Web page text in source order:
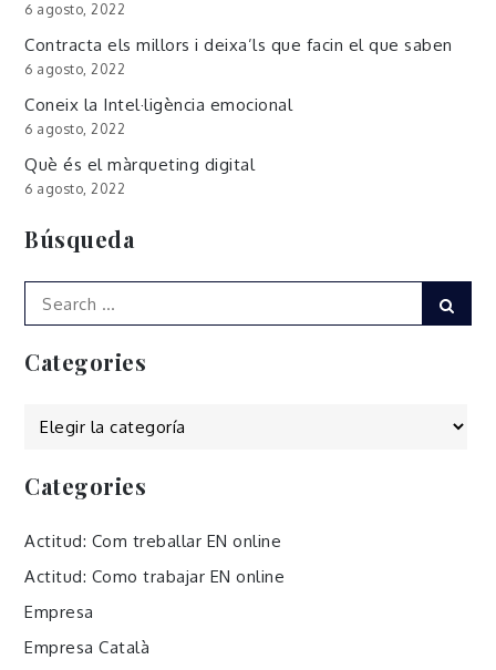
6 agosto, 2022
Contracta els millors i deixa’ls que facin el que saben
6 agosto, 2022
Coneix la Intel·ligència emocional
6 agosto, 2022
Què és el màrqueting digital
6 agosto, 2022
Búsqueda
Search
for:
Categories
Categories
Categories
Actitud: Com treballar EN online
Actitud: Como trabajar EN online
Empresa
Empresa Català